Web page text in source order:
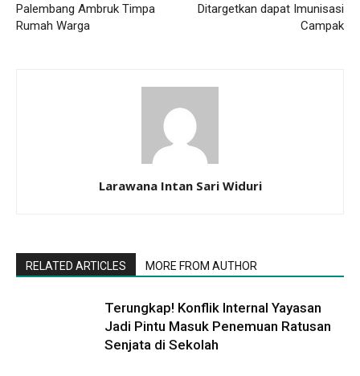
Palembang Ambruk Timpa
Rumah Warga
Ditargetkan dapat Imunisasi
Campak
Larawana Intan Sari Widuri
RELATED ARTICLES MORE FROM AUTHOR
Terungkap! Konflik Internal Yayasan
Jadi Pintu Masuk Penemuan Ratusan
Senjata di Sekolah